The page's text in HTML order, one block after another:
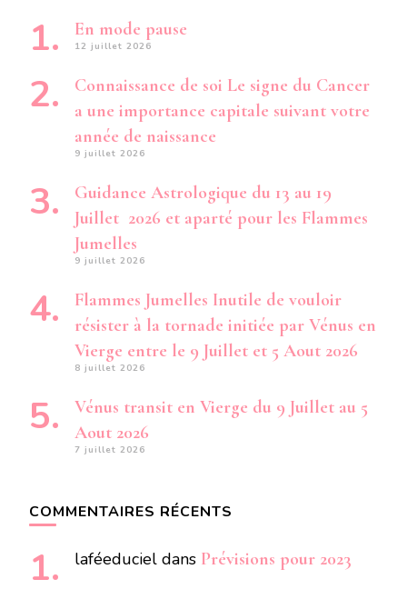
En mode pause
12 juillet 2026
Connaissance de soi Le signe du Cancer
a une importance capitale suivant votre
année de naissance
9 juillet 2026
Guidance Astrologique du 13 au 19
Juillet 2026 et aparté pour les Flammes
Jumelles
9 juillet 2026
Flammes Jumelles Inutile de vouloir
résister à la tornade initiée par Vénus en
Vierge entre le 9 Juillet et 5 Aout 2026
8 juillet 2026
Vénus transit en Vierge du 9 Juillet au 5
Aout 2026
7 juillet 2026
COMMENTAIRES RÉCENTS
laféeduciel dans Prévisions pour 2023